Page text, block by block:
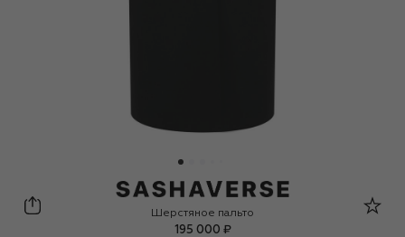
Sashaverse
Шерстяное пальто
195 000 ₽